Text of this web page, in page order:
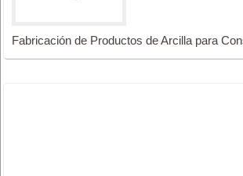
Fabricación de Productos de Arcilla para